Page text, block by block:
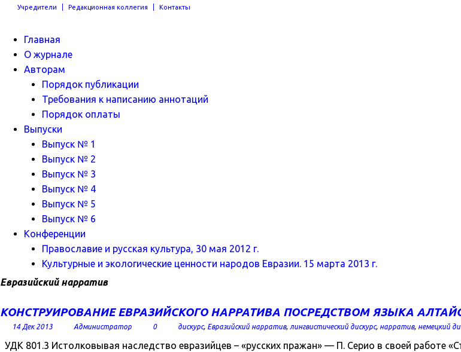
Учредители Редакционная коллегия Контакты
Главная
О журнале
Авторам
Порядок публикации
Требования к написанию аннотаций
Порядок оплаты
Выпуски
Выпуск № 1
Выпуск № 2
Выпуск № 3
Выпуск № 4
Выпуск № 5
Выпуск № 6
Конференции
Православие и русская культура, 30 мая 2012 г.
Культурные и экологические ценности народов Евразии. 15 марта 2013 г.
Евразийский нарратив
КОНСТРУИРОВАНИЕ ЕВРАЗИЙСКОГО НАРРАТИВА ПОСРЕДСТВОМ ЯЗЫКА
14 Дек 2013 Администратор 0 дискурс, Евразийский нарратив, лингвистический дискурс, нарратив, немецкий
УДК 801.3 Истолковывая наследство евразийцев – «русских пражан» — П. Серио в своей работе